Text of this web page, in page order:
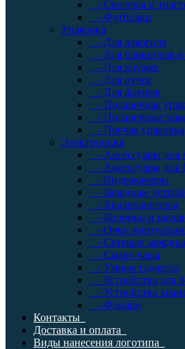
- Свитеры и
- Футболки
Упаковка
- Для алкоголя
- Для блокнотов
- Для кружек
- Для ручек
- Для флешек
- Подарочная
- Подарочные
- Прочая упаковка
Электроника
- Аксессуары для
- Аксессуары для
- Видеокамеры
- Зарядные
- Квадрокоптеры
- Колонки и
- Очки
- Сетевые
- Смарт-часы
- Умные гаджеты
- Устройства для
- Устройства
- Фонари
Контакты
Доставка и оплата
Виды нанесения логотипа